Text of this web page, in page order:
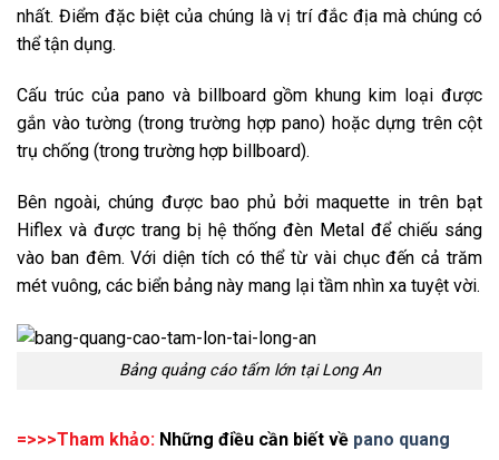
nhất. Điểm đặc biệt của chúng là vị trí đắc địa mà chúng có
thể tận dụng.
Cấu trúc của pano và billboard gồm khung kim loại được
gắn vào tường (trong trường hợp pano) hoặc dựng trên cột
trụ chống (trong trường hợp billboard).
Bên ngoài, chúng được bao phủ bởi maquette in trên bạt
Hiflex và được trang bị hệ thống đèn Metal để chiếu sáng
vào ban đêm. Với diện tích có thể từ vài chục đến cả trăm
mét vuông, các biển bảng này mang lại tầm nhìn xa tuyệt vời.
Bảng quảng cáo tấm lớn tại Long An
=>>>Tham khảo: Những điều cần biết về pano quang